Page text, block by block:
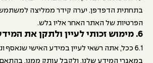
בתחתית הדפדפן. יערה קידר ממליצה למשתמש
הפרטיות של האתר האחר אליו גלש.
6. מימוש זכותי לעיין ולתקן את המידע אודותי
6.1 ככל, אתה רשאי לעיין במידע האישי שנאסף
במאגרי המידע שלנו, ולקבל עותק ממנו, בהתאם